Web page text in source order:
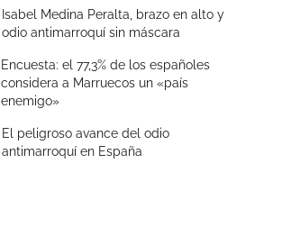
Isabel Medina Peralta, brazo en alto y
odio antimarroquí sin máscara
Encuesta: el 77,3% de los españoles
considera a Marruecos un «país
enemigo»
El peligroso avance del odio
antimarroquí en España